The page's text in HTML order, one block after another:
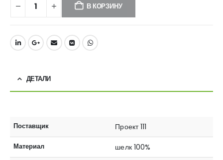
В КОРЗИНУ
ДЕТАЛИ
Поставщик Проект 111
Материал шелк 100%